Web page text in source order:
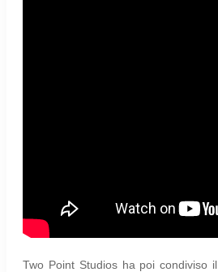
Two Point Studios ha poi condiviso il